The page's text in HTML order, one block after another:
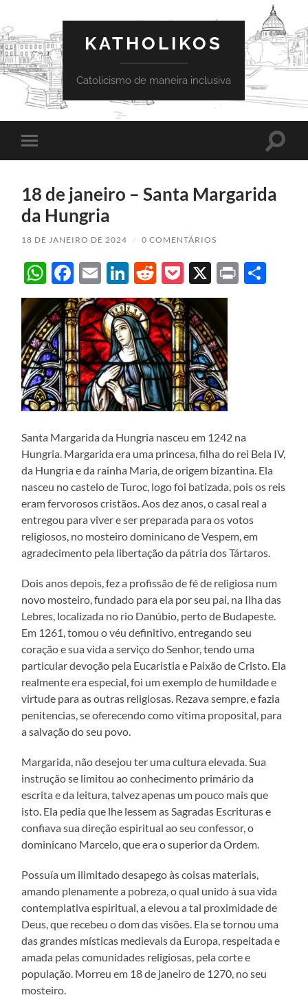
KATHOLIKOS
Catolicismo de maneira inclusiva
Toggle
mobile
Toggle
18 de janeiro – Santa Margarida
da Hungria
18 DE JANEIRO DE 2024 / 0 COMENTÁRIOS
WhatsApp
Facebook
EmailLinkedIn
Reddit
Pocket
X Print
Santa Margarida da Hungria nasceu em 1242 na
Hungria. Margarida era uma princesa, filha do rei Bela IV,
da Hungria e da rainha Maria, de origem bizantina. Ela
nasceu no castelo de Turoc, logo foi batizada, pois os reis
eram fervorosos cristãos. Aos dez anos, o casal real a
entregou para viver e ser preparada para os votos
religiosos, no mosteiro dominicano de Vespem, em
agradecimento pela libertação da pátria dos Tártaros.
Dois anos depois, fez a profissão de fé de religiosa num
novo mosteiro, fundado para ela por seu pai, na Ilha das
Lebres, localizada no rio Danúbio, perto de Budapeste.
Em 1261, tomou o véu definitivo, entregando seu
coração e sua vida a serviço do Senhor, tendo uma
particular devoção pela Eucaristia e Paixão de Cristo. Ela
realmente era especial, foi um exemplo de humildade e
virtude para as outras religiosas. Rezava sempre, e fazia
penitencias, se oferecendo como vítima proposital, para
a salvação do seu povo.
Margarida, não desejou ter uma cultura elevada. Sua
instrução se limitou ao conhecimento primário da
escrita e da leitura, talvez apenas um pouco mais que
isto. Ela pedia que lhe lessem as Sagradas Escrituras e
confiava sua direção espiritual ao seu confessor, o
dominicano Marcelo, que era o superior da Ordem.
Possuía um ilimitado desapego às coisas materiais,
amando plenamente a pobreza, o qual unido à sua vida
contemplativa espiritual, a elevou a tal proximidade de
Deus, que recebeu o dom das visões. Ela se tornou uma
das grandes místicas medievais da Europa, respeitada e
amada pelas comunidades religiosas, pela corte e
população. Morreu em 18 de janeiro de 1270, no seu
mosteiro.